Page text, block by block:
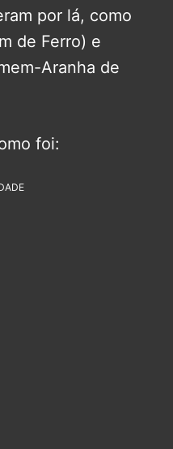
por lá, como
de Ferro) e
Aranha de
foi: